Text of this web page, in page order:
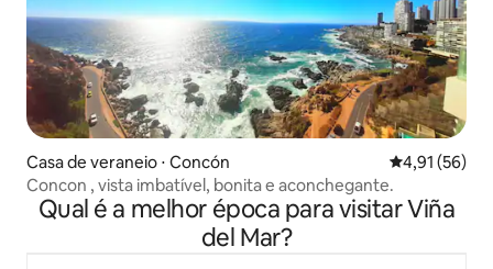
Casa de veraneio ⋅ Concón 4,91 de uma
4,91 (56)
Concon , vista imbatível, bonita e aconchegante.
Qual é a melhor época para visitar Viña
del Mar?